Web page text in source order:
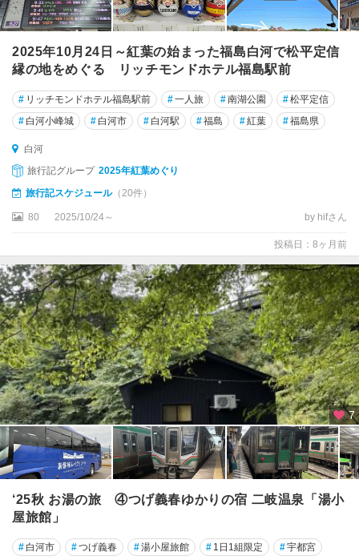
2025年10月24日～紅葉の始まった福島白河で松平定信
縁の地をめぐる リッチモンドホテル福島駅前
# リッチモンドホテル福島駅前 #一人旅 #南湖公園 #松平定信
# 白河小峰城 # 白河市 # 白河駅 #福島 #紅葉 #福島県
白河
旅行記グループ 2025年紅葉めぐり
旅行記スケジュール（20件）
80 2025/10/24～ by hifさん
投稿日：8ヶ月前
7
‘25秋 お湯の旅 ④つげ義春ゆかりの宿 二岐温泉「湯小
屋旅館」
# 白河市 #つげ義春 #湯小屋旅館 # 1日1組限定 #宇都宮